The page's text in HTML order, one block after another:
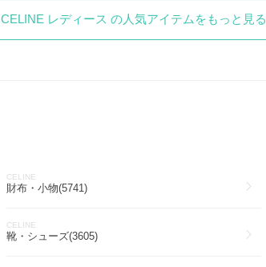
CELINE レディース の人気アイテムをもっと見る
CELINE
財布・小物(5741)
CELINE
靴・シューズ(3605)